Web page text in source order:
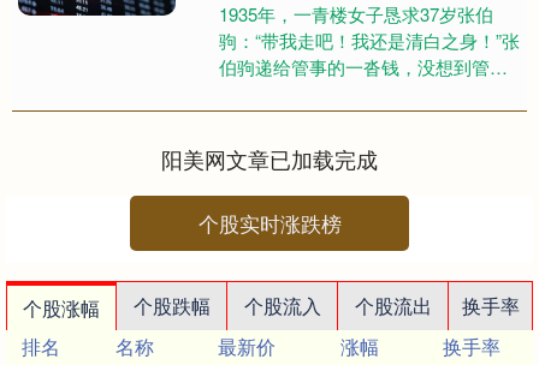
1935年，一青楼女子恳求37岁张伯
驹：“带我走吧！我还是清白之身！”张
伯驹递给管事的一沓钱，没想到管事
年的上海，一个2....
阳美网文章已加载完成
个股实时涨跌榜
个股涨幅 个股跌幅 个股流入 个股流出
换手率
排名
名称 最新价 涨幅
换手率